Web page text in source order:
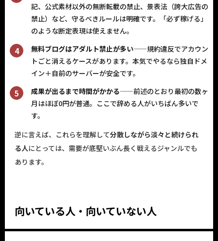
記、公式素材以外の無断転載の禁止、景表法（誇大広告の
禁止）など、守るべきルールは明確です。「必ず稼げる」
のような断定表現は使えません。
無料ブログはアダルト禁止が多い——規約違反でアカウン
トごと消えるケースがあります。本気でやるなら独自ドメ
イン＋自前のサーバーが安全です。
成果が出るまで時間がかかる——前述のとおり最初の数ヶ
月はほぼ0円が普通。ここで辞める人がいちばん多いで
す。
逆に言えば、これらを理解して分散しながら淡々と続けられ
る人にとっては、需要が底堅いぶん長く戦えるジャンルでも
あります。
向いている人・向いていない人